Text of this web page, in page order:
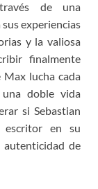
de una
experiencias
y la valiosa
finalmente
Max lucha cada
doble vida
si Sebastian
escritor en su
autenticidad de